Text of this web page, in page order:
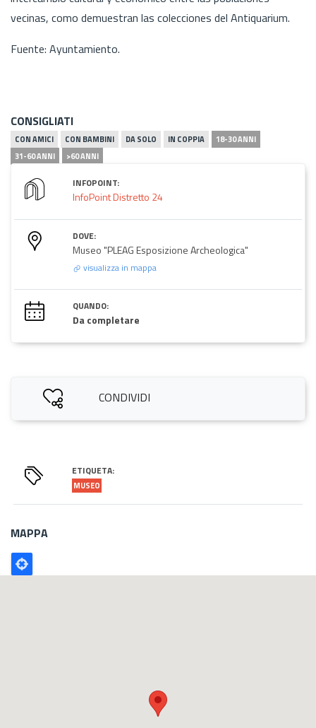
vecinas, como demuestran las colecciones del Antiquarium.
Fuente: Ayuntamiento.
CONSIGLIATI
CON AMICI CON BAMBINI DA SOLO IN COPPIA
18-30 ANNI
31-60 ANNI
>60 ANNI
INFOPOINT:
InfoPoint Distretto 24
DOVE:
Museo "PLEAG Esposizione Archeologica"
visualizza in mappa
QUANDO:
Da completare
CONDIVIDI
ETIQUETA:
MUSEO
MAPPA
Poligono
GEO